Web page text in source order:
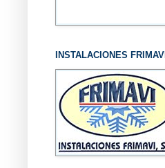
INSTALACIONES FRIMAVI